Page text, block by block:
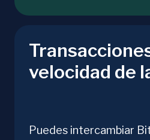
velocidad de
Puedes intercambiar